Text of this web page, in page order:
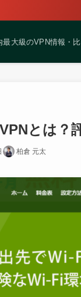
最大級のVPN情報・
とは
柏倉 元太